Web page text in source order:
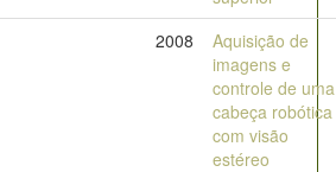
2008
Aquisição de
imagens e
controle de uma
cabeça robótica
com visão
estéreo